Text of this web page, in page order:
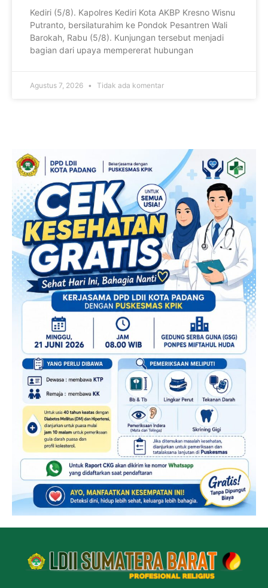
Kediri (5/8). Kapolres Kediri Kota AKBP Kresno Wisnu
Putranto, bersilaturahim ke Pondok Pesantren Wali
Barokah, Rabu (5/8). Kunjungan tersebut menjadi
bagian dari upaya mempererat hubungan
Agustus 7, 2026 Tidak ada komentar